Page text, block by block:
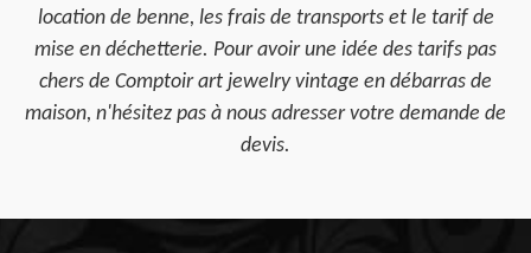
location de benne, les frais de transports et le tarif de
mise en déchetterie. Pour avoir une idée des tarifs pas
chers de Comptoir art jewelry vintage en débarras de
maison, n'hésitez pas à nous adresser votre demande de
devis.